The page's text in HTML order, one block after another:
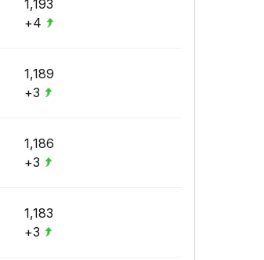
1,193
+4
1,189
+3
1,186
+3
1,183
+3